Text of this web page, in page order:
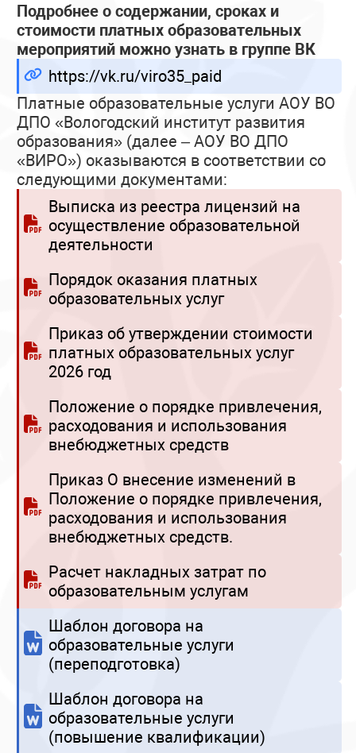
Подробнее о содержании, сроках и
стоимости платных образовательных
мероприятий можно узнать в группе ВК
https://vk.ru/viro35_paid
Платные образовательные услуги АОУ ВО
ДПО «Вологодский институт развития
образования» (далее – АОУ ВО ДПО
«ВИРО») оказываются в соответствии со
следующими документами:
Выписка из реестра лицензий на
осуществление образовательной
деятельности
Порядок оказания платных
образовательных услуг
Приказ об утверждении стоимости
платных образовательных услуг
2026 год
Положение о порядке привлечения,
расходования и использования
внебюджетных средств
Приказ О внесение изменений в
Положение о порядке привлечения,
расходования и использования
внебюджетных средств.
Расчет накладных затрат по
образовательным услугам
Шаблон договора на
образовательные услуги
(переподготовка)
Шаблон договора на
образовательные услуги
(повышение квалификации)